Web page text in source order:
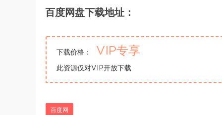
百度网盘下载地址：
下载价格： VIP专享
此资源仅对VIP开放下载
百度网